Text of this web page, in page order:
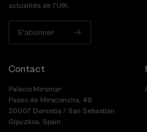
actualités de l'UIK.
S'abonner
Contact
Palacio Miramar
Paseo de Miraconcha, 48
20007 Donostia / San Sebastián
Gipuzkoa, Spain